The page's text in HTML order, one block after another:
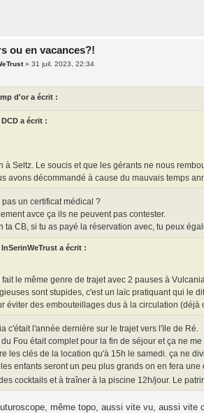
ou en vacances?!
» 31 juil. 2023, 22:34
d'or a écrit :
DCD a écrit :
à Seltz. Le soucis et que les gérants ne nous
avons décommandé à cause du mauvais temps
pas un certificat médical ?
avce ça ils ne peuvent pas contester.
ta CB, si tu as payé la réservation avec, tu peux
InSerinWeTrust a écrit :
fait le même genre de trajet avec 2 pauses à
sont stupides, c'est un laïc pratiquant qui le
éviter des embouteillages dus à la circulation
c'était l'année dernière sur le trajet vers l'ïle de Ré.
du Fou était complet pour la fin de séjour et ça ne
les clés de la location qu'à 15h le samedi. ça ne
enfants seront un peu plus grands on en fera
cocktails et à traîner à la piscine 12h/jour. Le
même topo, aussi vite vu, aussi vite